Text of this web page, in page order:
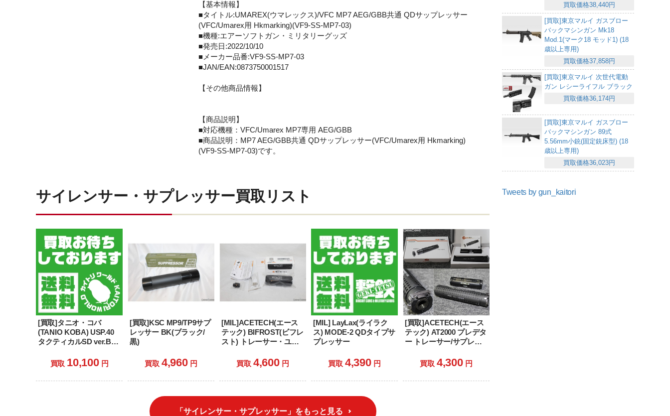
【基本情報】
■タイトル:UMAREX(ウマレックス)/VFC MP7 AEG/GBB共通 QDサップレッサー
(VFC/Umarex用 Hkmarking)(VF9-SS-MP7-03)
■機種:エアーソフトガン・ミリタリーグッズ
■発売日:2022/10/10
■メーカー品番:VF9-SS-MP7-03
■JAN/EAN:0873750001517
【その他商品情報】
【商品説明】
■対応機種：VFC/Umarex MP7専用 AEG/GBB
■商品説明：MP7 AEG/GBB共通 QDサップレッサー(VFC/Umarex用 Hkmarking)
(VF9-SS-MP7-03)です。
サイレンサー・サプレッサー買取リスト
[買取]タニオ・コバ
(TANIO KOBA) USP.40
タクティカルSD ver.BL-
(18歳以上専用)
買取 10,100 円
[買取]KSC MP9/TP9サプ
レッサー BK(ブラック/
黒)
買取 4,960 円
[MIL]ACETECH(エース
テック) BIFROST(ビフレ
スト) トレーサー・ユニ
(PAT0610-T-001)
買取 4,600 円
[MIL] LayLax(ライラク
ス) MODE-2 QDタイプサ
プレッサー
買取 4,390 円
[買取]ACETECH(エース
テック) AT2000 プレデタ
ー トレーサー/サプレッ
買取 4,300 円
「サイレンサー・サプレッサー」をもっと見る
買取価格38,440円
[買取]東京マルイ ガスブロー
バックマシンガン Mk18
Mod.1(マーク18 モッド1) (18
歳以上専用)
買取価格37,858円
[買取]東京マルイ 次世代電動
ガン レシーライフル ブラック
買取価格36,174円
[買取]東京マルイ ガスブロー
バックマシンガン 89式
5.56mm小銃(固定銃床型) (18
歳以上専用)
買取価格36,023円
Tweets by gun_kaitori